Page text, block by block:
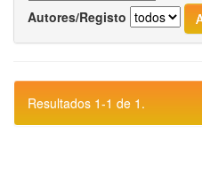
Autores/Registo
Resultados 1-1 de 1.